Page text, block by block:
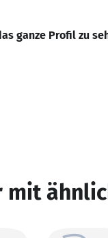
ganze Profil zu
mit